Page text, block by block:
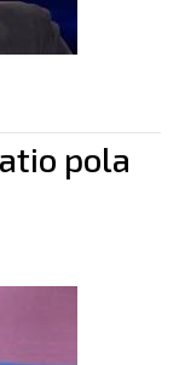
pola